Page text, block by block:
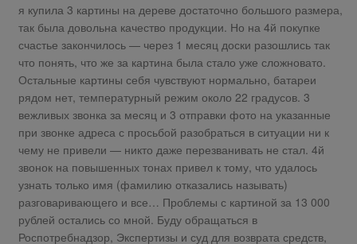
я купила 3 картины на дереве достаточно большого размера,
так была довольна качество продукции. Но на 4й покупке
счастье закончилось — через 1 месяц доски разошлись так
что понять, что же за картина была стало уже сложновато.
Остальные картины себя чувствуют нормально, батареи
рядом нет, температурный режим около 22 градусов. 3
вежливых звонка за месяц и 3 отправки фото на указанные
при звонке адреса с просьбой разобраться в ситуации ни к
чему не привели — никто даже перезванивать не стал. 4й
звонок на повышенных тонах привел к тому, что удалось
узнать только имя (фамилию отказались называть)
разговаривающего и все… Проблемы с картиной за 13 000
рублей остались со мной. Буду обращаться в
Роспотребнадзор, Экспертизы и суд для возврата средств,